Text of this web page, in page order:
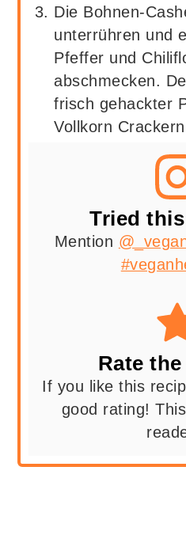
Die Bohnen-
unterrühren und
Pfeffer und
abschmecken.
frisch gehackter
Vollkorn
Tried
Mention
Rate
If you like this
good rating!